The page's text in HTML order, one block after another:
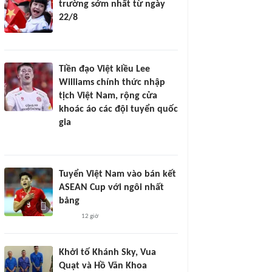
trường sớm nhất từ ngày
22/8
Tiền đạo Việt kiều Lee
Williams chính thức nhập
tịch Việt Nam, rộng cửa
khoác áo các đội tuyển quốc
gia
Tuyển Việt Nam vào bán kết
ASEAN Cup với ngôi nhất
bảng
12 giờ
Khởi tố Khánh Sky, Vua
Quạt và Hồ Văn Khoa